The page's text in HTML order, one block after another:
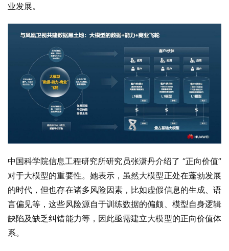
业发展。
中国科学院信息工程研究所研究员张潇丹介绍了 “正向价值”
对于大模型的重要性。她表示，虽然大模型正处在蓬勃发展
的时代，但也存在诸多风险因素，比如虚假信息的生成、语
言偏见等，这些风险源自于训练数据的偏颇、模型自身逻辑
缺陷及缺乏纠错能力等，因此亟需建立大模型的正向价值体
系。